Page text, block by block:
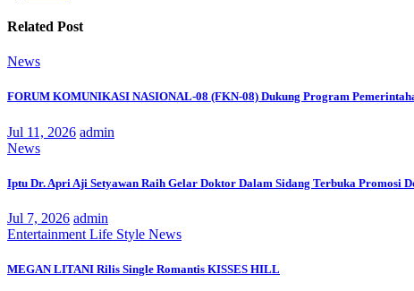
Related Post
News
FORUM KOMUNIKASI NASIONAL-08 (FKN-08) Dukung Program
Jul 11, 2026 admin
News
Iptu Dr. Apri Aji Setyawan Raih Gelar Doktor Dalam Sidang Terbuka Promosi
Jul 7, 2026 admin
Entertainment Life Style News
MEGAN LITANI Rilis Single Romantis KISSES HILL